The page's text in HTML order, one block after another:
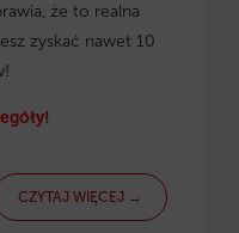
że to realna
zyskać nawet 10
CZYTAJ WIĘCEJ →